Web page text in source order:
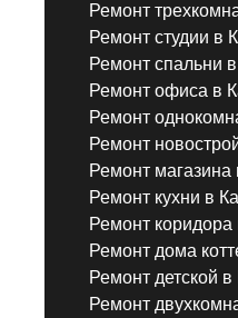
Ремонт
Ремонт студии в
Ремонт спальни
Ремонт офиса в
Ремонт
Ремонт
Ремонт магазина
Ремонт кухни в
Ремонт коридора
Ремонт дома
Ремонт детской в
Ремонт